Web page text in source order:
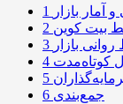
1
آمار بازار
2 بیت کوین
3 بازار
4 کوتاه‌مدت
5
6 جمع‌بندی